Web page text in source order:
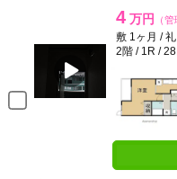
4 万円 （
敷 1ヶ月 / 礼
2階 / 1R /